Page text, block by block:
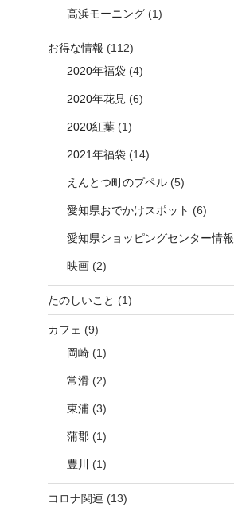
高浜モーニング(1)
お得な情報 (112)
2020年福袋(4)
2020年花見(6)
2020紅葉(1)
2021年福袋(14)
えんとつ町のプペル(5)
愛知県おでかけスポット (6)
愛知県ショッピングセンター情報
映画(2)
たのしいこと (1)
カフェ (9)
岡崎(1)
常滑(2)
東浦 (3)
蒲郡(1)
豊川 (1)
コロナ関連 (13)